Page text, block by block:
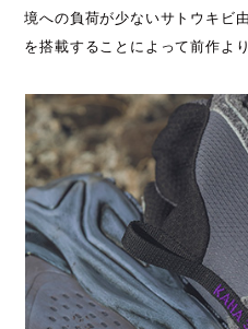
境への負荷が少ないサトウキビ
を搭載することによって前作よ